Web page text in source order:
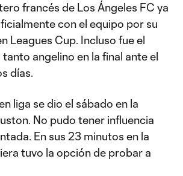
francés de Los Ángeles FC ya
con el equipo por su
Leagues Cup. Incluso fue el
angelino en la final ante el
días.
liga se dio el sábado en la
No pudo tener influencia
En sus 23 minutos en la
tuvo la opción de probar a